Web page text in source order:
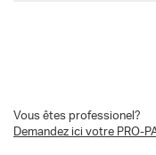
Vous êtes professionel?
Demandez ici votre PRO-